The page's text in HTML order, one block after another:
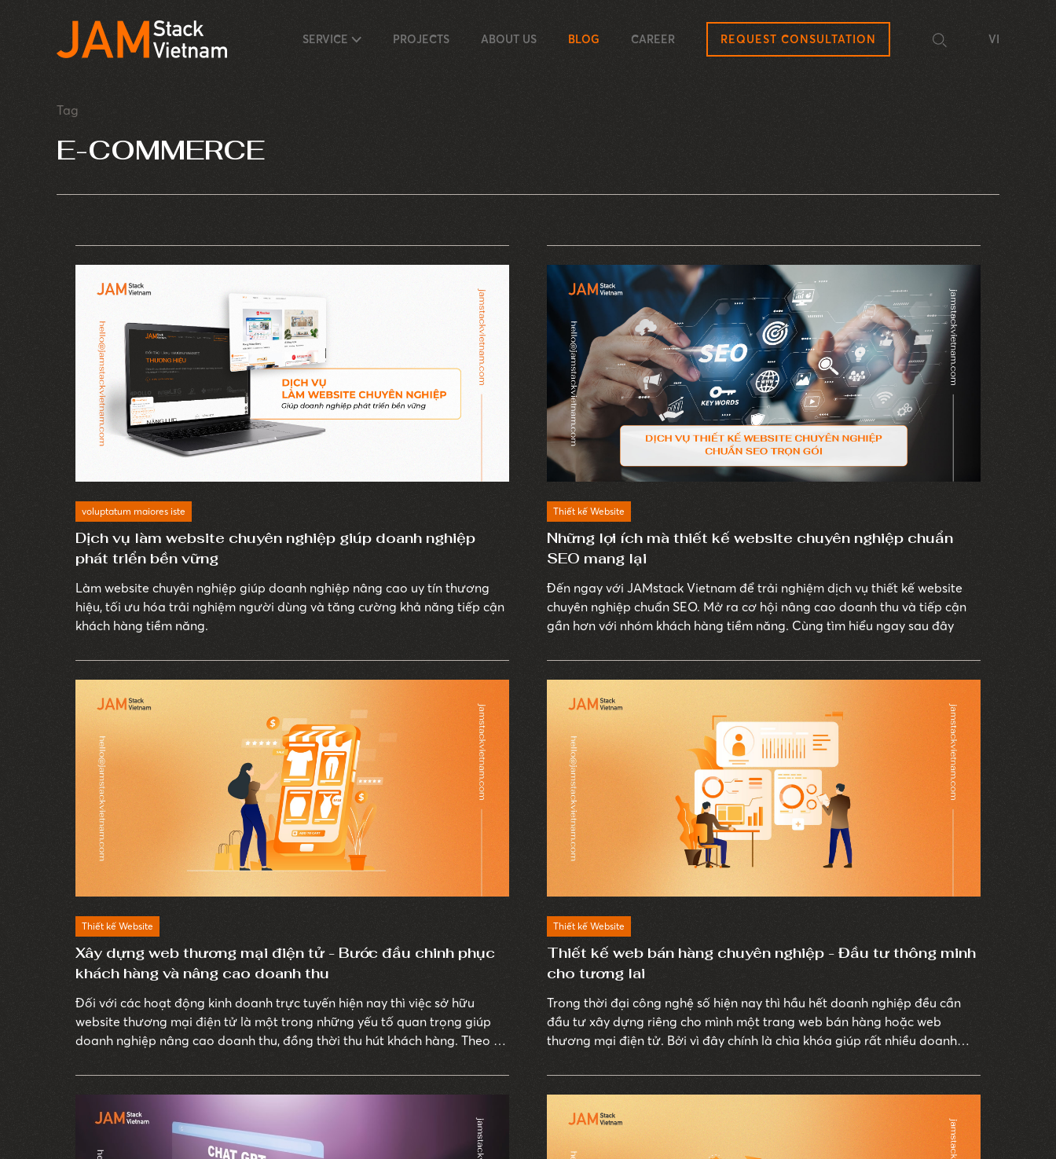
SERVICE PROJECTS ABOUT US BLOG CAREER REQUEST CONSULTATION VI
Tag
E-COMMERCE
voluptatum maiores iste
Dịch vụ làm website chuyên nghiệp giúp doanh nghiệp
phát triển bền vững
Làm website chuyên nghiệp giúp doanh nghiệp nâng cao uy tín thương
hiệu, tối ưu hóa trải nghiệm người dùng và tăng cường khả năng tiếp cận
khách hàng tiềm năng.
Thiết kế Website
Những lợi ích mà thiết kế website chuyên nghiệp chuẩn
SEO mang lại
Đến ngay với JAMstack Vietnam để trải nghiệm dịch vụ thiết kế website
chuyên nghiệp chuẩn SEO. Mở ra cơ hội nâng cao doanh thu và tiếp cận
gần hơn với nhóm khách hàng tiềm năng. Cùng tìm hiểu ngay sau đây
Thiết kế Website
Xây dựng web thương mại điện tử - Bước đầu chinh phục
khách hàng và nâng cao doanh thu
Đối với các hoạt động kinh doanh trực tuyến hiện nay thì việc sở hữu
website thương mại điện tử là một trong những yếu tố quan trọng giúp
doanh nghiệp nâng cao doanh thu, đồng thời thu hút khách hàng. Theo đó
dịch vụ thiết kế web thương mại điện tử. Bởi vì đây là một trong những
dịch vụ cho phép doanh nghiệp sở hữu web bán hàng chuyên nghiệp với
mức giá và chất lượng tốt nhất.
Thiết kế Website
Thiết kế web bán hàng chuyên nghiệp - Đầu tư thông minh
cho tương lai
Trong thời đại công nghệ số hiện nay thì hầu hết doanh nghiệp đều cần
đầu tư xây dựng riêng cho mình một trang web bán hàng hoặc web
thương mại điện tử. Bởi vì đây chính là chìa khóa giúp rất nhiều doanh
thương hiệu.